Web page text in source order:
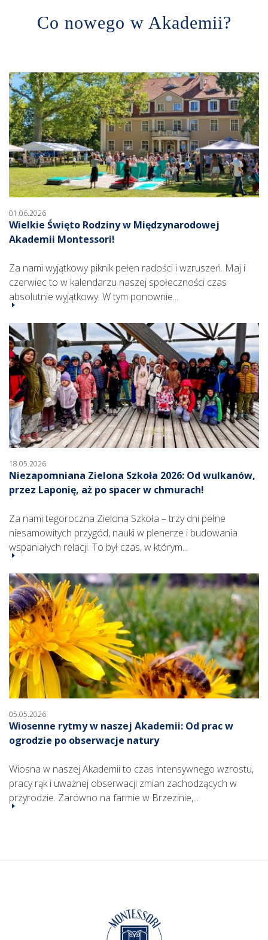
Co nowego w Akademii?
01.06.2026
Wielkie Święto Rodziny w Międzynarodowej
Akademii Montessori!
Za nami wyjątkowy piknik pełen radości i wzruszeń. Maj i
czerwiec to w kalendarzu naszej społeczności czas
absolutnie wyjątkowy. W tym ponownie...
18.05.2026
Niezapomniana Zielona Szkoła 2026: Od wulkanów,
przez Laponię, aż po spacer w chmurach!
Za nami tegoroczna Zielona Szkoła – trzy dni pełne
niesamowitych przygód, nauki w plenerze i budowania
wspaniałych relacji. To był czas, w którym...
05.05.2026
Wiosenne rytmy w naszej Akademii: Od prac w
ogrodzie po obserwacje natury
Wiosna w naszej Akademii to czas intensywnego wzrostu,
pracy rąk i uważnej obserwacji zmian zachodzących w
przyrodzie. Zarówno na farmie w Brzezinie,...